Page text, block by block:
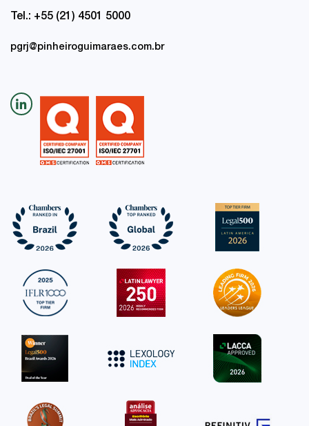
Tel.: +55 (21) 4501 5000
pgrj@pinheiroguimaraes.com.br